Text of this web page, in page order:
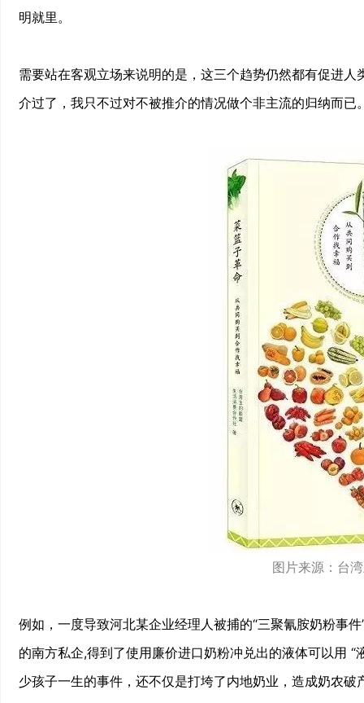
明就里。
需要站在客观立场来说明的是，这三个趋势仍然都有促进
介过了，我只不过对不被推介的情况做个非主流的归纳而已
图片来源：台
例如，一度导致河北某企业经理人被捕的“三聚氰胺奶粉事
的南方私企,得到了使用廉价进口奶粉冲兑出的液体可以用
少孩子一生的事件，还不仅是打垮了内地奶业，造成奶农